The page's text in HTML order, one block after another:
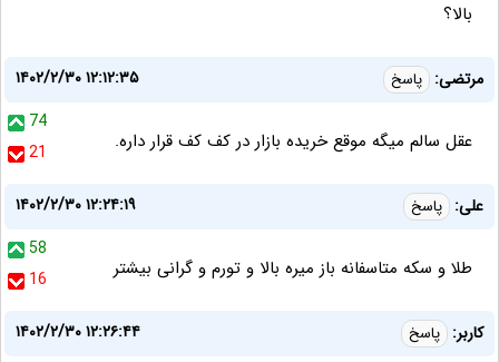
بالا؟
مرتضی: پاسخ
۱۴۰۲/۲/۳۰ ۱۲:۱۲:۳۵
74
21
عقل سالم میگه موقع خریده بازار در کف کف قرار داره.
علی: پاسخ
۱۴۰۲/۲/۳۰ ۱۲:۲۴:۱۹
58
16
طلا و سکه متاسفانه باز میره بالا و تورم و گرانی بیشتر
کاربر: پاسخ
۱۴۰۲/۲/۳۰ ۱۲:۲۶:۴۴